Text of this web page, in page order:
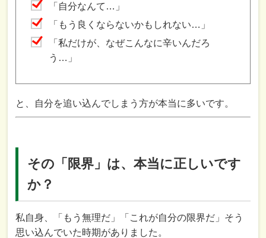
「自分なんて…」
「もう良くならないかもしれない…」
「私だけが、なぜこんなに辛いんだろ
う…」
と、自分を追い込んでしまう方が本当に多いです。
その「限界」は、本当に正しいです
か？
私自身、「もう無理だ」「これが自分の限界だ」そう
思い込んでいた時期がありました。